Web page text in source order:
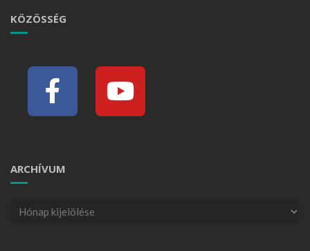
KÖZÖSSÉG
ARCHÍVUM